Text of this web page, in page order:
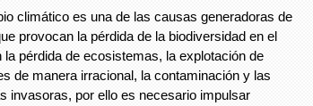
climático es una de las causas generadoras de
provocan la pérdida de la biodiversidad en el
la pérdida de ecosistemas, la explotación de
de manera irracional, la contaminación y las
invasoras, por ello es necesario impulsar